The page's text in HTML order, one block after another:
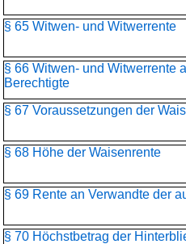
§ 65 Witwen- und Witwerrente
§ 66 Witwen- und Witwerrente
Berechtigte
§ 67 Voraussetzungen der
§ 68 Höhe der Waisenrente
§ 69 Rente an Verwandte der
§ 70 Höchstbetrag der